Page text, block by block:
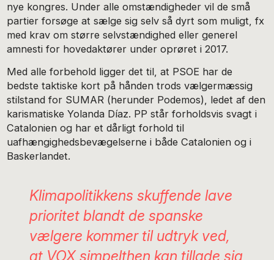
nye kongres. Under alle omstændigheder vil de små
partier forsøge at sælge sig selv så dyrt som muligt, fx
med krav om større selvstændighed eller generel
amnesti for hovedaktører under oprøret i 2017.
Med alle forbehold ligger det til, at PSOE har de
bedste taktiske kort på hånden trods vælgermæssig
stilstand for SUMAR (herunder Podemos), ledet af den
karismatiske Yolanda Díaz. PP står forholdsvis svagt i
Catalonien og har et dårligt forhold til
uafhængighedsbevægelserne i både Catalonien og i
Baskerlandet.
Klimapolitikkens skuffende lave
prioritet blandt de spanske
vælgere kommer til udtryk ved,
at VOX simpelthen kan tillade sig